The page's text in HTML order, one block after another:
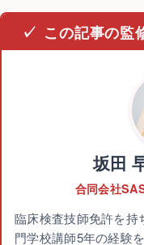
この記事の監
坂田
合同会社
臨床検査技師免許を持
門学校講師5年の経験